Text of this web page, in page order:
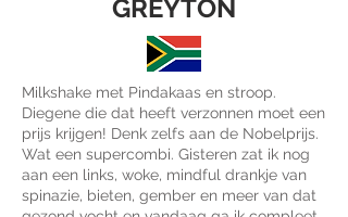
GREYTON
Milkshake met Pindakaas en stroop.
Diegene die dat heeft verzonnen moet een
prijs krijgen! Denk zelfs aan de Nobelprijs.
Wat een supercombi. Gisteren zat ik nog
aan een links, woke, mindful drankje van
spinazie, bieten, gember en meer van dat